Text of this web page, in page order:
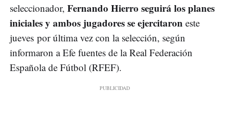
seleccionador, Fernando Hierro seguirá los planes
iniciales y ambos jugadores se ejercitaron este
jueves por última vez con la selección, según
informaron a Efe fuentes de la Real Federación
Española de Fútbol (RFEF).